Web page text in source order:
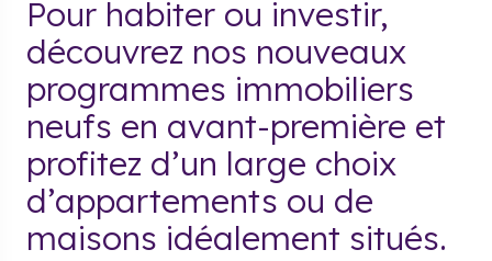
Pour habiter ou investir,
découvrez nos nouveaux
programmes immobiliers
neufs en avant-première et
profitez d’un large choix
d’appartements ou de
maisons idéalement situés.